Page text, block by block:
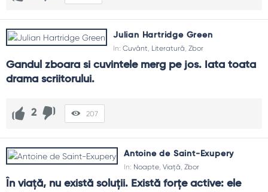
Julian Hartridge Green
In: Cuvânt, Literatură, Zbor
Gandul zboara si cuvintele merg pe jos. Iata toata
drama scriitorului.
2 207
Antoine de Saint-Exupery
In: Noapte, Viață, Zbor
În viaţă, nu există soluţii. Există forţe active: ele